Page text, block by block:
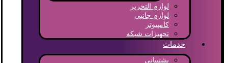
لوازم التحریر
لوازم جانبی
کامپیوتر
تجهیزات شبکه
خدمات
پشتیبانی